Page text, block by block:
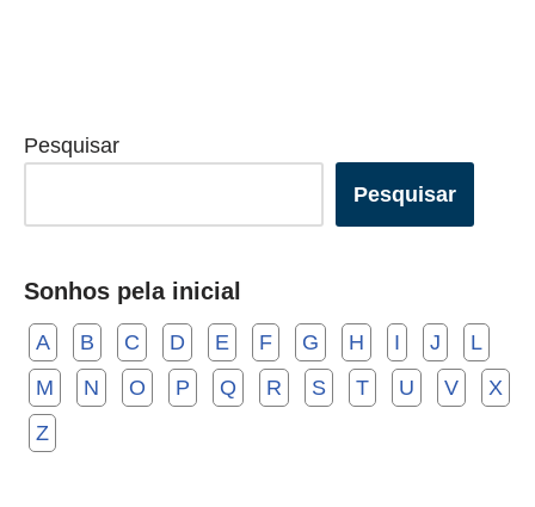
Pesquisar
Pesquisar
Sonhos pela inicial
A B C D E F G H I J
L
M
N O P Q R S T U V
X
Z